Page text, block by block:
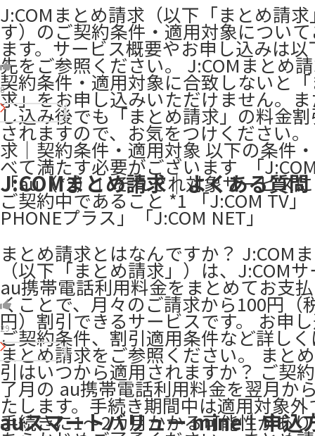
J:COMまとめ請求（以下「まとめ請
す）のご契約条件・適用対象につい
ます。サービス概要やお申し込みは
先をご参照ください。 ​J:COMまとめ
契約条件・適用対象に合致しないと
求」をお申し込みいただけません。
し込み後でも「まとめ請求」の料金
されますので、お気をつけください
求｜契約条件・適用対象 以下の条件
べて満たす必要がございます ​ 「
「au（*2）」それぞれ対象サービス
ご契約中であること *1 「J:COM TV」
PHONEプラス」「J:COM NET」
8
J:COMまとめ請求｜よくある質問
まとめ請求とはなんですか？ J:COM
（以下「まとめ請求」）は、J:COM
au携帯電話利用料金をまとめてお支
くことで、月々のご請求から100円（
円）割引できるサービスです。 お申
ご契約条件、割引適用条件など詳しく
まとめ請求をご参照ください。 まと
引はいつから適用されますか？ ご契
了月の au携帯電話利用料金を翌月か
たします。手続き期間中は適用対象外
手続きに1～2カ月かかる可能性があ
29
auスマートバリュー mine｜申込